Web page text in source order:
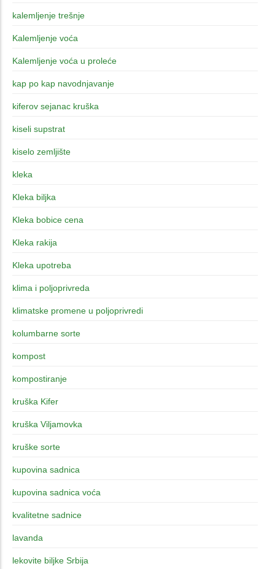
kalemljenje trešnje
Kalemljenje voća
Kalemljenje voća u proleće
kap po kap navodnjavanje
kiferov sejanac kruška
kiseli supstrat
kiselo zemljište
kleka
Kleka biljka
Kleka bobice cena
Kleka rakija
Kleka upotreba
klima i poljoprivreda
klimatske promene u poljoprivredi
kolumbarne sorte
kompost
kompostiranje
kruška Kifer
kruška Viljamovka
kruške sorte
kupovina sadnica
kupovina sadnica voća
kvalitetne sadnice
lavanda
lekovite biljke Srbija